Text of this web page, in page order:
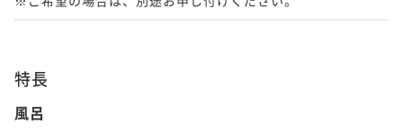
特長
風呂